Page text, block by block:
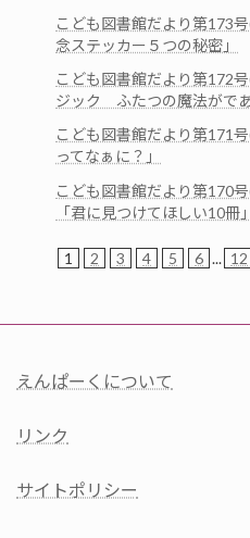
こども図書館だより第173
念ステッカー５つの秘密」
こども図書館だより第172
ジック ふたつの魔法がであ
こども図書館だより第171
ってなぁに？」
こども図書館だより第170
「君に見つけてほしい10冊」
1 2 3 4 5 6 ... 12
えんぱーくについて
リンク
サイトポリシー